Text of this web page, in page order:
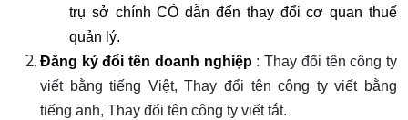
trụ sở chính CÓ dẫn đến thay đổi cơ quan thuế
quản lý.
Đăng ký đổi tên doanh nghiệp: Thay đổi tên công ty
viết bằng tiếng Việt, Thay đổi tên công ty viết bằng
tiếng anh, Thay đổi tên công ty viết tắt.